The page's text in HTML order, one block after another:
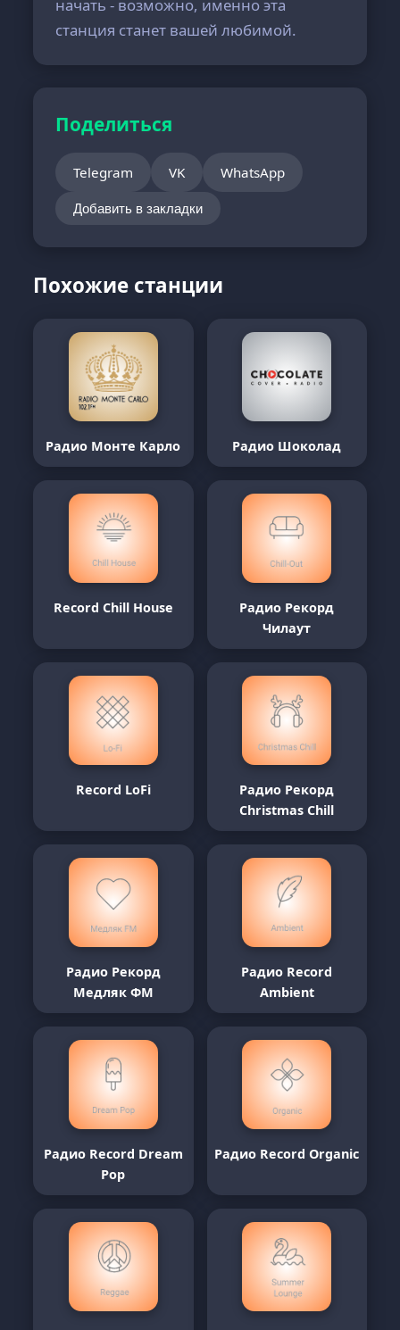
начать - возможно, именно эта
станция станет вашей любимой.
Поделиться
Telegram VK WhatsApp
Добавить в закладки
Похожие станции
Радио Монте Карло Радио Шоколад
Record Chill House
Радио Рекорд
Чилаут
Record LoFi
Радио Рекорд
Christmas Chill
Радио Рекорд
Медляк ФМ
Радио Record
Ambient
Радио Record Dream
Pop
Радио Record Organic